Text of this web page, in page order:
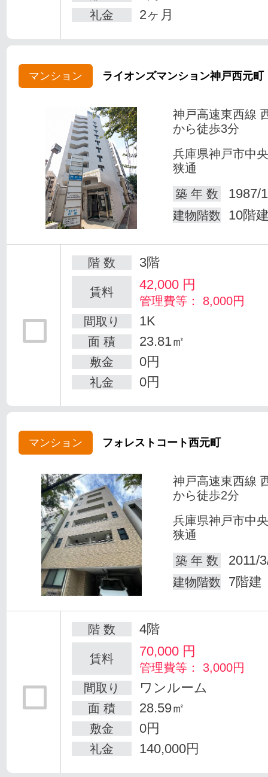
礼金 2ヶ月
マンション ライオンズマンション神戸西元町
神戸高速東西線
から徒歩3分
兵庫県神戸市中
狭通
築 年 数
1987/
建物階数 10階
階 数 3階
賃料 42,000 円
管理費等： 8,000円
間取り
1K
面 積 23.81㎡
敷金 0円
礼金 0円
マンション フォレストコート西元町
神戸高速東西線
から徒歩2分
兵庫県神戸市中
狭通
築 年 数
2011/
建物階数 7階建
階 数 4階
賃料 70,000 円
管理費等： 3,000円
間取り
ワンルーム
面 積 28.59㎡
敷金 0円
礼金 140,000円